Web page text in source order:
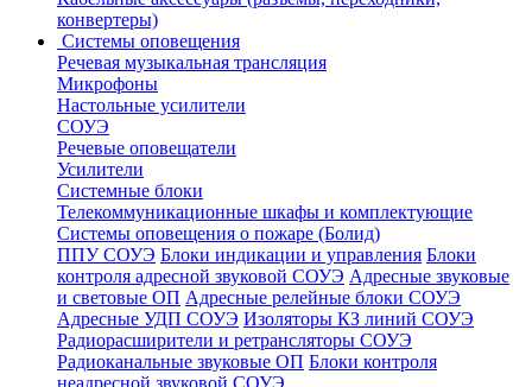
конвертеры)
Системы оповещения
Речевая музыкальная трансляция
Микрофоны
Настольные усилители
СОУЭ
Речевые оповещатели
Усилители
Системные блоки
Телекоммуникационные шкафы и комплектующие
Системы оповещения о пожаре (Болид)
ППУ СОУЭ Блоки индикации и управления Блоки
контроля адресной звуковой СОУЭ Адресные звуковые
и световые ОП Адресные релейные блоки СОУЭ
Адресные УДП СОУЭ Изоляторы КЗ линий СОУЭ
Радиорасширители и ретрансляторы СОУЭ
Радиоканальные звуковые ОП Блоки контроля
неадресной звуковой СОУЭ